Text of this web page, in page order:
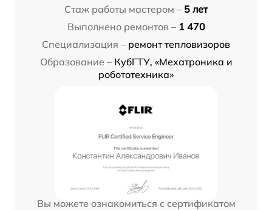
Стаж работы мастером – 5 лет
Выполнено ремонтов – 1 470
Специализация – ремонт тепловизоров
Образование – КубГТУ, «Мехатроника и
робототехника»
Вы можете ознакомиться с сертификатом